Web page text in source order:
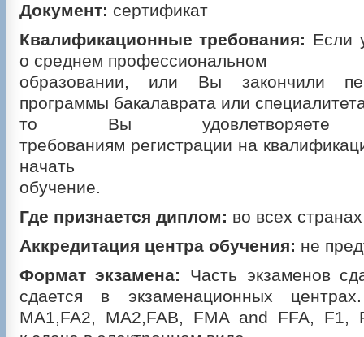
Документ: сертификат
Квалификационные требования: Если
о среднем профессиональном
образовании, или Вы закончили
программы бакалаврата или
то Вы удовлетворяете
требованиям регистрации на
начать
обучение.
Где признается диплом: во всех
Аккредитация центра обучения: не
Формат экзамена: Часть экзаменов
сдается в экзаменационных
MA1,FA2, MA2,FAB, FMA and FFA, F1,